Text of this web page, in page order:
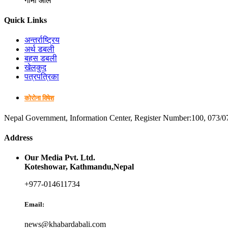
Quick Links
अन्तर्राष्ट्रिय
अर्थ डबली
बहस डबली
खेलकुद
पत्रपत्रिका
कोरोना विषेश
Nepal Government, Information Center, Register Number:100, 073/
Address
Our Media Pvt. Ltd.
Koteshowar, Kathmandu,Nepal
+977-014611734
Email:
news@khabardabali.com